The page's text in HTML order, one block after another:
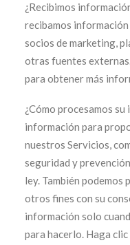
¿Recibimos
recibamos información
socios de marketing,
otras fuentes
para obtener más
¿Cómo procesamos
información para
nuestros Servicios,
seguridad y
ley. También
otros fines con su
información solo
para hacerlo. Haga